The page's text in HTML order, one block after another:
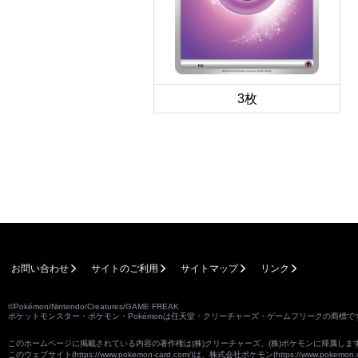
3枚
お問い合わせ サイトのご利用 サイトマップ リンク
©Pokémon/Nintendo/Creatures/GAME FREAK
ポケットモンスター・ポケモン・Pokémonは任天堂・クリーチャーズ・ゲームフリークの商標で
このホームページに掲載されている内容の著作権は(株)クリーチャーズ、(株)ポケモンに帰属し
このウェブサイト(https://www.pokemon-card.com/)は、株式会社ポケモン(https://